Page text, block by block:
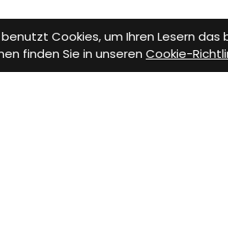
Cookies, um Ihren Lesern
finden Sie in unseren Cookie-